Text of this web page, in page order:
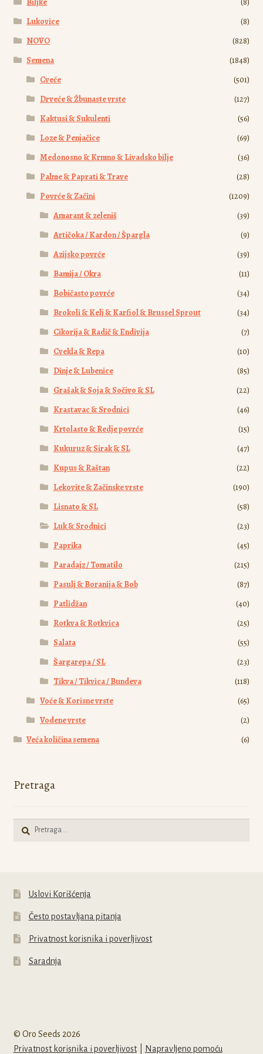
na
stranici
Lukovice
(8)
NOVO
(828)
Semena
(1848)
Cveće
(501)
Drveće & Žbunaste vrste
(127)
Kaktusi & Sukulenti
(56)
Loze & Penjačice
(69)
Medonosno & Krmno & Livadsko bilje
(36)
Palme & Paprati & Trave
(28)
Povrće & Začini
(1209)
Amarant & zeleniš
(39)
Artičoka / Kardon / Špargla
(9)
Azijsko povrće
(39)
Bamija / Okra
(11)
Bobičasto povrće
(34)
Brokoli & Kelj & Karfiol & Brussel Sprout
(34)
Cikorija & Radič & Endivija
(7)
Cvekla & Repa
(10)
Dinje & Lubenice
(85)
Grašak & Soja & Sočivo & SL
(22)
Krastavac & Srodnici
(46)
Krtolasto & Redje povrće
(15)
Kukuruz & Sirak & SL
(47)
Kupus & Raštan
(22)
Lekovite & Začinske vrste
(190)
Lisnato & SL
(58)
Luk & Srodnici
(23)
Paprika
(45)
Paradajz / Tomatilo
(215)
Pasulj & Boranija & Bob
(87)
Patlidžan
(40)
Rotkva & Rotkvica
(25)
Salata
(55)
Šargarepa / SL
(23)
Tikva / Tikvica / Bundeva
(118)
Voće & Korisne vrste
(65)
Vodene vrste
(2)
Veća količina semena
(6)
Pretraga
Pretraga
Uslovi Korišćenja
Često postavljana pitanja
Privatnost korisnika i poverljivost
Saradnja
© Oro Seeds 2026
Privatnost korisnika i poverljivost
Napravljeno pomoću